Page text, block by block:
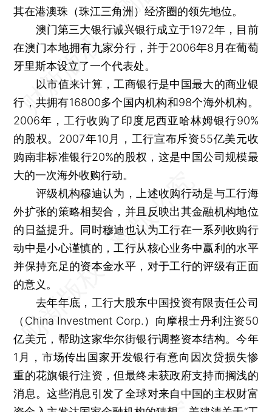
其在港澳珠（珠江三角洲）经济圈的领先地位。
澳门第三大银行诚兴银行成立于1972年，目前
在澳门本地拥有九家分行，并于2006年8月在葡萄
牙里斯本设立了一个代表处。
以市值来计算，工商银行是中国最大的商业银
行，共拥有16800多个国内机构和98个海外机构。
2006年，工行收购了印度尼西亚哈林姆银行90%
的股权。2007年10月，工行宣布斥资55亿美元收
购南非标准银行20%的股权，这是中国公司规模最
大的一次海外收购行动。
评级机构穆迪认为，上述收购行动是与工行海
外扩张的策略相契合，并且反映出其金融机构地位
的日益提升。同时穆迪也认为工行在一系列收购行
动中是小心谨慎的，工行从核心业务中赢利的水平
并保持充足的资本金水平，对于工行的评级有正面
的意义。
去年年底，工行大股东中国投资有限责任公司
（China Investment Corp.）向摩根士丹利注资50
亿美元，帮助这家华尔街银行调整资本结构。今年
1月，市场传出国家开发银行有意向因次贷损失惨
重的花旗银行注资，但最终未获政府支持而搁浅的
消息。这些消息引发了全球对来自中国的主权财富